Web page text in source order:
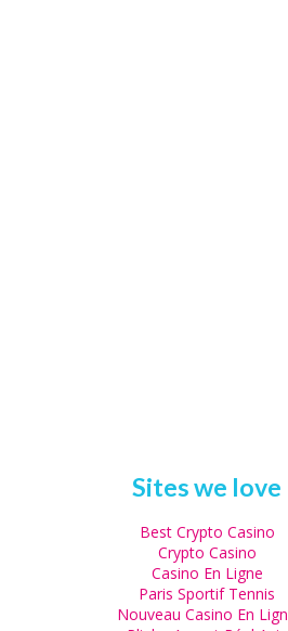
Best Crypto Casino
Crypto Casino
Casino En Ligne
Paris Sportif Tennis